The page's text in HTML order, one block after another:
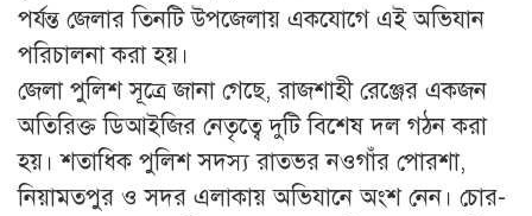
পর্যন্ত জেলার তিনটি উপজেলায় একযোগে এই অভিযান
পরিচালনা করা হয়।
জেলা পুলিশ সূত্রে জানা গেছে, রাজশাহী রেঞ্জের একজন
অতিরিক্ত ডিআইজির নেতৃত্বে দুটি বিশেষ দল গঠন করা
হয়। শতাধিক পুলিশ সদস্য রাতভর নওগাঁর পোরশা,
নিয়ামতপুর ও সদর এলাকায় অভিযানে অংশ নেন। চোর-